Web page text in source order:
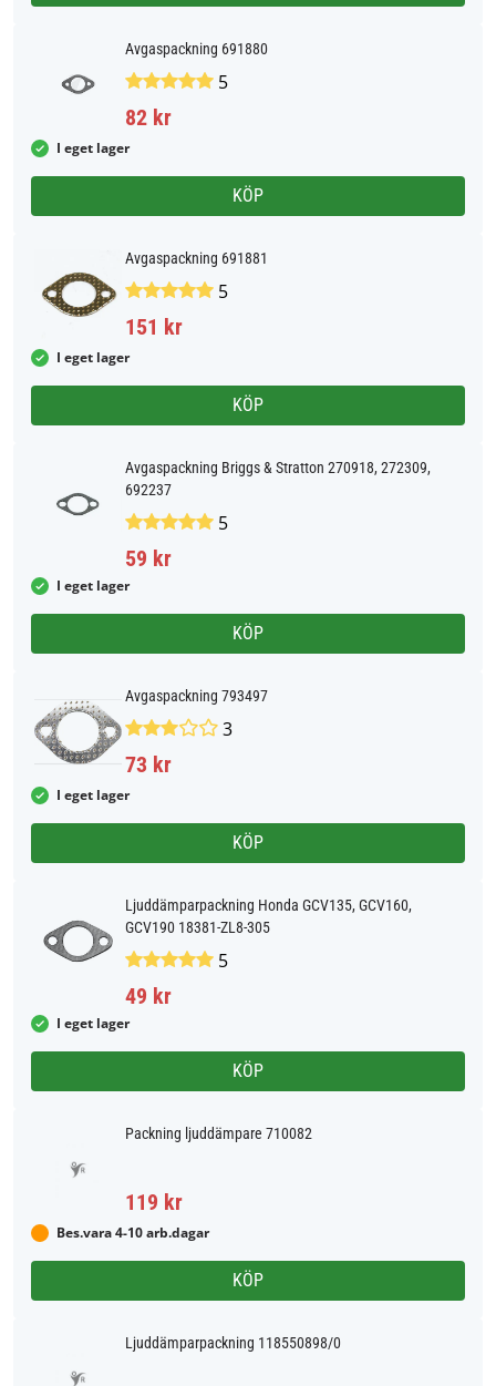
Avgaspackning 691880
5
82 kr
I eget lager
KÖP
Avgaspackning 691881
5
151 kr
I eget lager
KÖP
Avgaspackning Briggs & Stratton 270918, 272309,
692237
5
59 kr
I eget lager
KÖP
Avgaspackning 793497
3
73 kr
I eget lager
KÖP
Ljuddämparpackning Honda GCV135, GCV160,
GCV190 18381-ZL8-305
5
49 kr
I eget lager
KÖP
Packning ljuddämpare 710082
119 kr
Bes.vara 4-10 arb.dagar
KÖP
Ljuddämparpackning 118550898/0